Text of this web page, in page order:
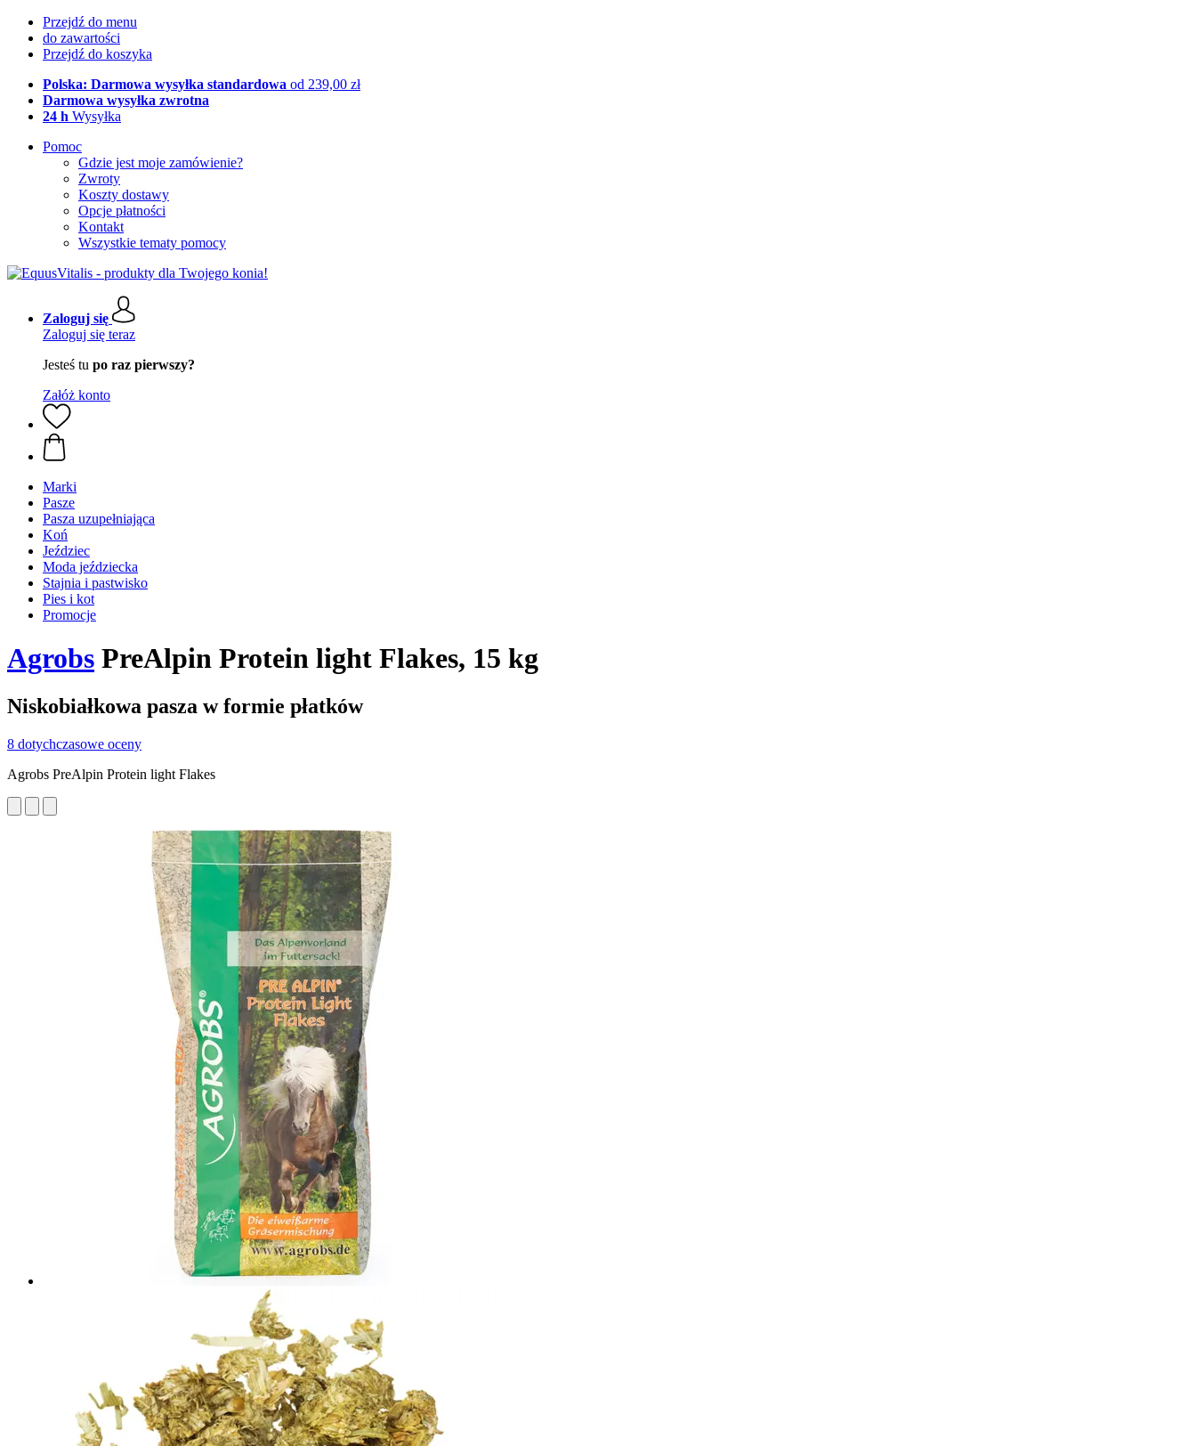
Przejdź do menu
do zawartości
Przejdź do koszyka
Polska: Darmowa wysyłka standardowa od 239,00 zł
Darmowa wysyłka zwrotna
24 h Wysyłka
Pomoc
Gdzie jest moje zamówienie?
Zwroty
Koszty dostawy
Opcje płatności
Kontakt
Wszystkie tematy pomocy
Zaloguj się
Zaloguj się teraz
Jesteś tu po raz pierwszy?
Załóż konto
Marki
Pasze
Pasza uzupełniająca
Koń
Jeździec
Moda jeździecka
Stajnia i pastwisko
Pies i kot
Promocje
Agrobs PreAlpin Protein light Flakes, 15 kg
Niskobiałkowa pasza w formie płatków
8 dotychczasowe oceny
Agrobs PreAlpin Protein light Flakes